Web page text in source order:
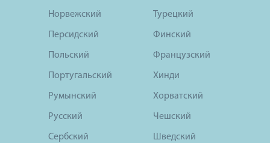
Норвежский
Персидский
Польский
Португальский
Румынский
Русский
Сербский
Турецкий
Финский
Французский
Хинди
Хорватский
Чешский
Шведский